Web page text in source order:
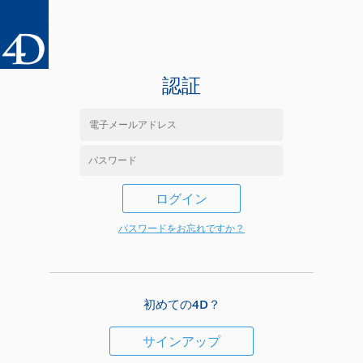
認証
ログイン
パスワードをお忘れですか？
初めての4D？
サインアップ